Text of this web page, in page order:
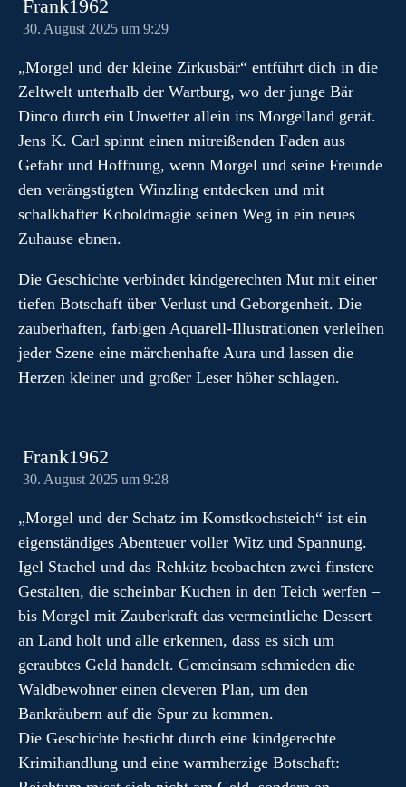
Frank1962
30. August 2025 um 9:29
„Morgel und der kleine Zirkusbär“ entführt dich in die
Zeltwelt unterhalb der Wartburg, wo der junge Bär
Dinco durch ein Unwetter allein ins Morgelland gerät.
Jens K. Carl spinnt einen mitreißenden Faden aus
Gefahr und Hoffnung, wenn Morgel und seine Freunde
den verängstigten Winzling entdecken und mit
schalkhafter Koboldmagie seinen Weg in ein neues
Zuhause ebnen.
Die Geschichte verbindet kindgerechten Mut mit einer
tiefen Botschaft über Verlust und Geborgenheit. Die
zauberhaften, farbigen Aquarell-Illustrationen verleihen
jeder Szene eine märchenhafte Aura und lassen die
Herzen kleiner und großer Leser höher schlagen.
Frank1962
30. August 2025 um 9:28
„Morgel und der Schatz im Komstkochsteich“ ist ein
eigenständiges Abenteuer voller Witz und Spannung.
Igel Stachel und das Rehkitz beobachten zwei finstere
Gestalten, die scheinbar Kuchen in den Teich werfen –
bis Morgel mit Zauberkraft das vermeintliche Dessert
an Land holt und alle erkennen, dass es sich um
geraubtes Geld handelt. Gemeinsam schmieden die
Waldbewohner einen cleveren Plan, um den
Bankräubern auf die Spur zu kommen.
Die Geschichte besticht durch eine kindgerechte
Krimihandlung und eine warmherzige Botschaft: